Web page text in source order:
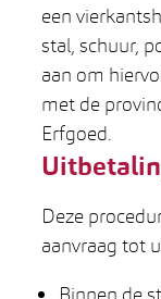
een
stal, schuur,
aan om
met de
Erfgoed.
Deze
aanvraag tot